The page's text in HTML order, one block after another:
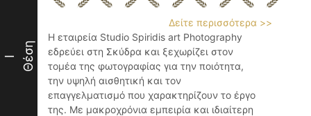
I Θέση
Δείτε περισσότερα >>
Η εταιρεία Studio Spiridis art Photography
εδρεύει στη Σκύδρα και ξεχωρίζει στον
τομέα της φωτογραφίας για την ποιότητα,
την υψηλή αισθητική και τον
επαγγελματισμό που χαρακτηρίζουν το έργο
της. Με μακροχρόνια εμπειρία και ιδιαίτερη